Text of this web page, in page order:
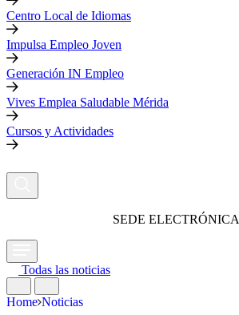
Centro Local de Idiomas
Impulsa Empleo Joven
Generación IN Empleo
Vives Emplea Saludable Mérida
Cursos y Actividades
SEDE ELECTRÓNICA
Todas las noticias
Home Noticias